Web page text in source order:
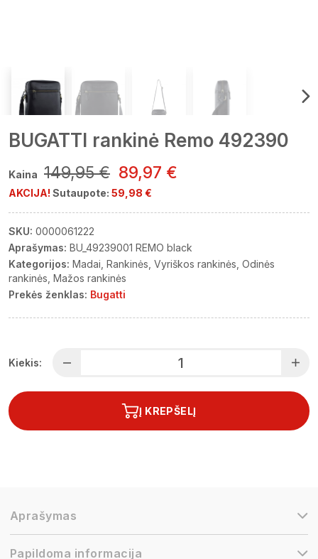
BUGATTI rankinė Remo 492390
Kaina 149,95 € 89,97 €
AKCIJA! Sutaupote: 59,98 €
SKU: 0000061222
Aprašymas: BU_49239001 REMO black
Kategorijos: Madai Rankinės Vyriškos rankinės Odinės
rankinės Mažos rankinės
Prekės ženklas: Bugatti
Kiekis:
Į KREPŠELĮ
Aprašymas
Papildoma informacija